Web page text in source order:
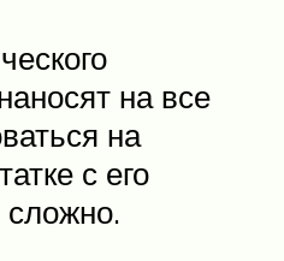
на все
на
с его